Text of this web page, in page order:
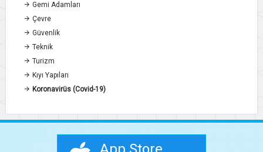
Gemi Adamları
Çevre
Güvenlik
Teknik
Turizm
Kıyı Yapıları
Koronavirüs (Covid-19)